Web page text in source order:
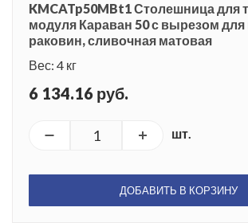
KMCATp50MBt1 Столешница для
модуля Караван 50 с вырезом
раковин, сливочная матовая
Вес: 4 кг
6 134.16 руб.
шт.
ДОБАВИТЬ В КОРЗИНУ